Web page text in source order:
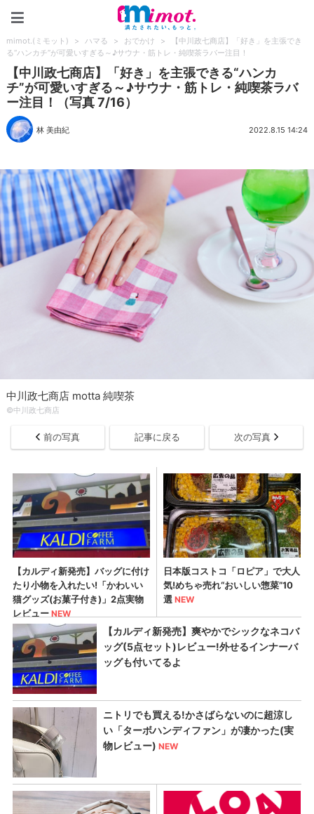
mimot.(ミモット) > ハマる > おでかけ >
【中川政七商店】「好き」を主張でき
る“ハンカチ”が可愛いすぎる～♪サウナ・筋トレ・純喫茶ラバー注目！
【中川政七商店】「好き」を主張できる“ハンカ
チ”が可愛いすぎる～♪サウナ・筋トレ・純喫茶ラバ
ー注目！（写真 7/16）
林 美由紀 2022.8.15 14:24
中川政七商店 motta 純喫茶
©中川政七商店
前の写真 記事に戻る 次の写真